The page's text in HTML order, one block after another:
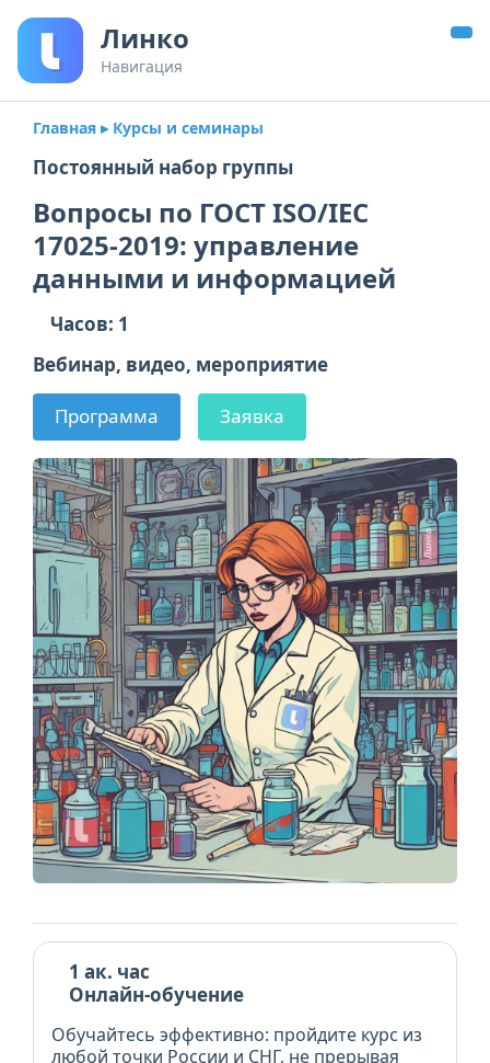
Линко
Навигация
Главная ▸ Курсы и семинары
Постоянный набор группы
Вопросы по ГОСТ ISO/IEC
17025-2019: управление
данными и информацией
Часов: 1
Вебинар, видео, мероприятие
Программа Заявка
1 ак. час
Онлайн-обучение
Обучайтесь эффективно: пройдите курс из
любой точки России и СНГ, не прерывая